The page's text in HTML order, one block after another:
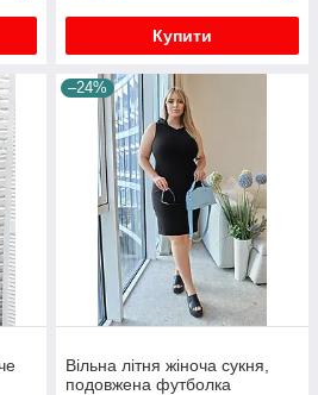
Купити
–24%
Вільна літня жіноча сукня,
подовжена футболка